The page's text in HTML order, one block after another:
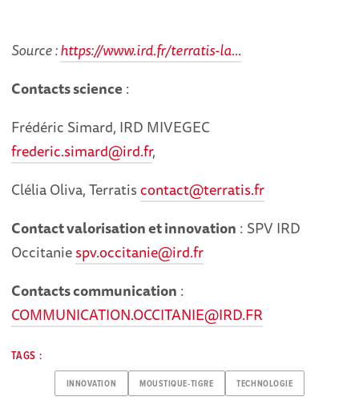
Source :https://www.ird.fr/terratis-la...
Contacts science :
Frédéric Simard, IRD MIVEGEC
frederic.simard@ird.fr,
Clélia Oliva, Terratiscontact@terratis.fr
Contact valorisation et innovation : SPV IRD
Occitaniespv.occitanie@ird.fr
Contacts communication :
COMMUNICATION.OCCITANIE@IRD.FR
TAGS :
INNOVATION MOUSTIQUE-TIGRE TECHNOLOGIE